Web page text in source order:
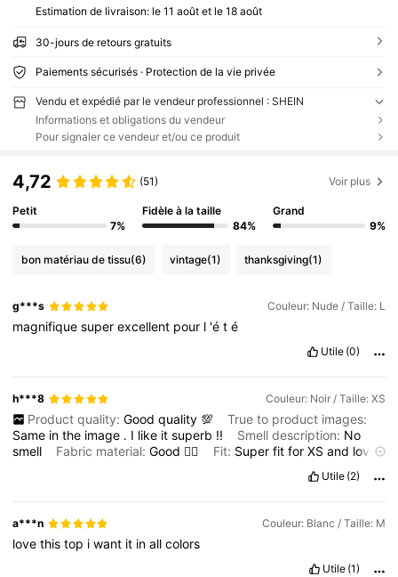
Estimation de livraison: le 11 août et le 18 août
30-jours de retours gratuits
Paiements sécurisés · Protection de la vie privée
Vendu et expédié par le vendeur professionnel : SHEIN
Informations et obligations du vendeur
Pour signaler ce vendeur et/ou ce produit
4,72 (51) Voir plus
Petit
7%
Fidèle à la taille
84%
Grand
9%
bon matériau de tissu(6) vintage(1) thanksgiving(1)
g***s Couleur: Nude / Taille: L
magnifiquesuperexcellent pour l 'été
Utile (0)
h***8 Couleur: Noir / Taille: XS
Product quality: Good quality 💯
True to product images:
Same inthe image . I like itsuperb !! Smell description: No
smell
Fabric material:Good 👍🏽 Fit: Super fit for XS and love
Utile (2)
a***n Couleur: Blanc / Taille: M
lovethistop iwant it inallcolors
Utile (1)